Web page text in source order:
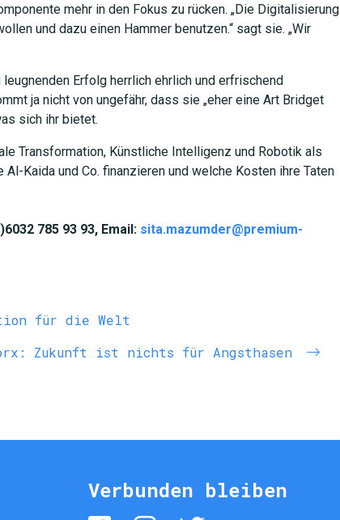
mehr in den Fokus zu rücken. „Die Digitalisierung
und dazu einen Hammer benutzen.“ sagt sie. „Wir
Erfolg herrlich ehrlich und erfrischend
ja nicht von ungefähr, dass sie „eher eine Art Bridget
sich ihr bietet.
Transformation, Künstliche Intelligenz und Robotik als
Kaida und Co. finanzieren und welche Kosten ihre Taten
785 93 93, Email: sita.mazumder@premium-
für die Welt
Zukunft ist nichts für Angsthasen
Verbunden bleiben